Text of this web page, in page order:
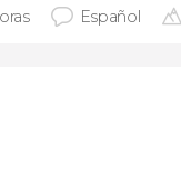
Español